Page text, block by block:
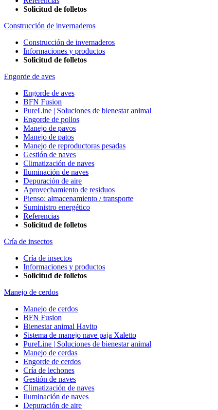
Solicitud de folletos
Construcción de invernaderos
Construcción de invernaderos
Informaciones y productos
Solicitud de folletos
Engorde de aves
Engorde de aves
BFN Fusion
PureLine | Soluciones de bienestar animal
Engorde de pollos
Manejo de pavos
Manejo de patos
Manejo de reproductoras pesadas
Gestión de naves
Climatización de naves
Iluminación de naves
Depuración de aire
Aprovechamiento de residuos
Pienso: almacenamiento / transporte
Suministro energético
Referencias
Solicitud de folletos
Cría de insectos
Cría de insectos
Informaciones y productos
Solicitud de folletos
Manejo de cerdos
Manejo de cerdos
BFN Fusion
Bienestar animal Havito
Sistema de manejo nave paja Xaletto
PureLine | Soluciones de bienestar animal
Manejo de cerdas
Engorde de cerdos
Cría de lechones
Gestión de naves
Climatización de naves
Iluminación de naves
Depuración de aire